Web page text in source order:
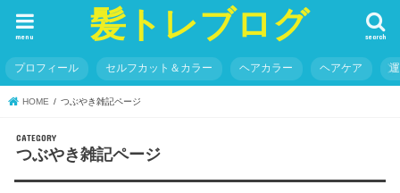
髪トレブログ search
menu
プロフィール セルフカット＆カラー ヘアカラー ヘアケア
HOME つぶやき雑記ページ
つぶやき雑記ページ